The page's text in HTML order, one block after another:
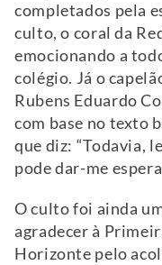
completados pela
culto, o coral da
emocionando a
colégio. Já o
Rubens Eduardo
com base no texto
que diz: “Todavia,
pode dar-me
O culto foi ainda
agradecer à
Horizonte pelo